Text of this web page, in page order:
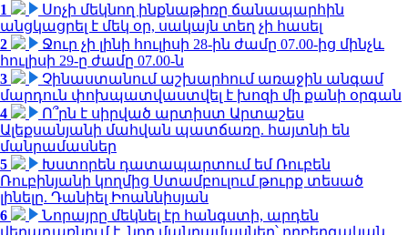
1
Սոչի մեկնող ինքնաթիռը ճանապարհին
անցկացրել է մեկ օր, սակայն տեղ չի հասել
2
Ջուր չի լինի հուլիսի 28-ին ժամը 07.00-ից մինչև
հուլիսի 29-ը ժամը 07.00-ն
3
Չինաստանում աշխարհում առաջին անգամ
մարդուն փոխպատվաստվել է խոզի մի քանի օրգան
4
Ո՞րն է սիրված արտիստ Արտաշես
Ալեքսանյանի մահվան պատճառը. հայտնի են
մանրամասներ
5
Խստորեն դատապարտում եմ Ռուբեն
Ռուբինյանի կողմից Ստամբուլում թուրք տեսած
լինելը. Դանիել Իոաննիսյան
6
Նորայրը մեկնել էր հանգստի, արդեն
վերադառնում է. նոր մանրամասներ՝ ողբերգական